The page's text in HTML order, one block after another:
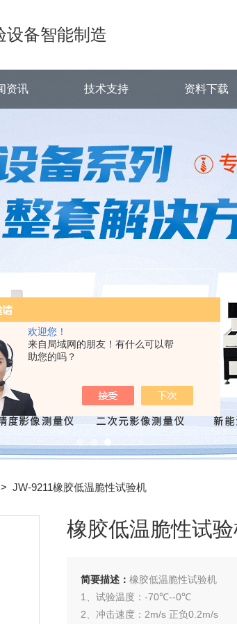
欢迎您！
来自局域网的朋友！有什么可以帮
助您的吗？
设备智能制造
资讯 技术支持 资料下载
> JW-9211橡胶低温脆性试验机
橡胶低温脆性试
简要描述： 橡胶低温脆性试验机
1、试验温度：-70℃--0℃
2、冲击速度：2m/s 正负0.2m/s